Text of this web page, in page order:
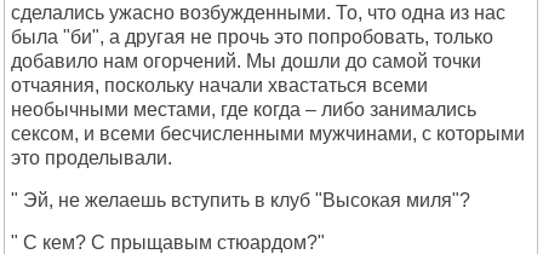
сделались ужасно возбужденными. То, что одна из нас
была "би", а другая не прочь это попробовать, только
добавило нам огорчений. Мы дошли до самой точки
отчаяния, поскольку начали хвастаться всеми
необычными местами, где когда – либо занимались
сексом, и всеми бесчисленными мужчинами, с которыми
это проделывали.
" Эй, не желаешь вступить в клуб "Высокая миля"?
" С кем? С прыщавым стюардом?"